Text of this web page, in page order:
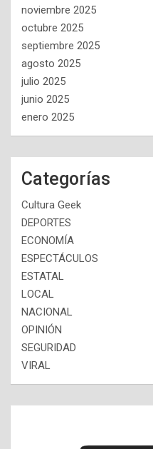
noviembre 2025
octubre 2025
septiembre 2025
agosto 2025
julio 2025
junio 2025
enero 2025
Categorías
Cultura Geek
DEPORTES
ECONOMÍA
ESPECTÁCULOS
ESTATAL
LOCAL
NACIONAL
OPINIÓN
SEGURIDAD
VIRAL